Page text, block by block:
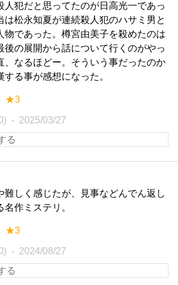
人犯だと思ってたのが日高光一であっ
は松永知夏が連続殺人犯のハサミ男と
物であった。樽宮由美子を殺めたのは
後の展開から話について行くのがやっ
、なるほどー。そういう事だったのか
する事が感想になった。
★3
2025/03/27
難しく感じたが、見事などんでん返し
名作ミステリ。
★3
2024/08/27